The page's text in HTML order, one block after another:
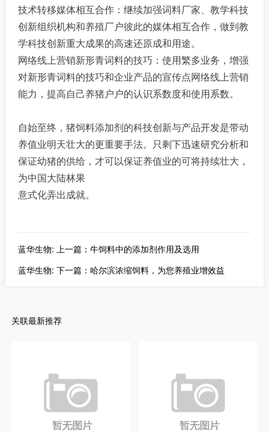
技术转移媒体相互合作：继续加强词料厂家、教学科技
创新组织机构和养殖厂户彼此的媒体相互合作，做到教
学科技创新重大成果的高速还原成和用途。
网络线上营销新形青词料的技巧：使用繁多业务，增强
对新形青词料的技巧和企业产品的宣传点网络线上营销
能力，提高自己养猪户户的认识系数度和使用系数。
自始至终，猪饲料添加剂的科技创新与产品开发是带动
养值业明天壮大的更重要手法。只剩下迅速研究分析和
保证幼猪的供给，才可以保证养值业的可将持续壮大，
为中国大陆林果
意式化弄出成就。
蓝华生物: 上一篇：牛饲料中的添加剂作用及选用
蓝华生物: 下一篇：哈尔滨浓缩饲料，为您养殖业增效益
关联最新推荐